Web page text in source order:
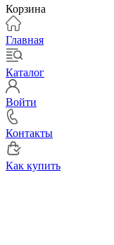
Корзина
Главная
Каталог
Войти
Контакты
Как купить